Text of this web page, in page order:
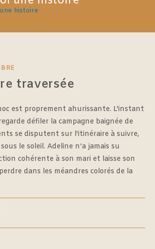
histoire
traversée
est proprement ahurissante. L'instant
défiler la campagne baignée de
se disputent sur l'itinéraire à suivre,
le soleil. Adeline n’a jamais su
cohérente à son mari et laisse son
dans les méandres colorés de la